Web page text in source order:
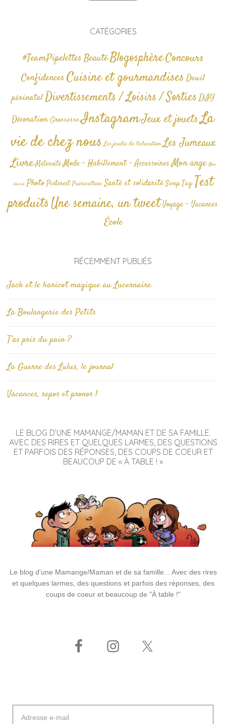
CATÉGORIES
#TeamPipelettesBeautéBlogosphèreConcours
Confidences Cuisine et gourmandises Deuil
périnatalDivertissements / Loisirs / SortiesDIY
Décoration GrossesseInstagramJeux et jouetsLa
vie de chez nous Les jeudis de l'éducation Les Jumeaux
Livre Maternité Mode - Habillement - AccessoiresMon ange Non
classé Photo Pinterest Puériculture Santé et solidarité Swap TagTest
produitsUne semaine, un tweetVoyage - Vacances
École
RÉCEMMENT PUBLIÉS
Jack et le haricot magique au Lucernaire
La Boulangerie des Petits
T’as pris du pain ?
La Guerre des Lulus, le journal
Vacances, repos et pronos !
LE BLOG D’UNE MAMANGE/MAMAN ET DE SA FAMILLE.
AVEC DES RIRES ET QUELQUES LARMES, DES QUESTIONS
ET PARFOIS DES RÉPONSES, DES COUPS DE COEUR ET
BEAUCOUP DE « À TABLE ! »
Le blog d'une Mamange/Maman et de sa famille... Avec des rires
et quelques larmes, des questions et parfois des réponses, des
coups de coeur et beaucoup de "À table !"